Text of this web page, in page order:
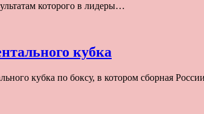
которого в лидеры…
кубка
кубка по боксу, в котором сборная